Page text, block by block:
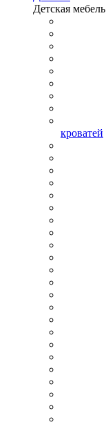
Детская мебель
кроватей